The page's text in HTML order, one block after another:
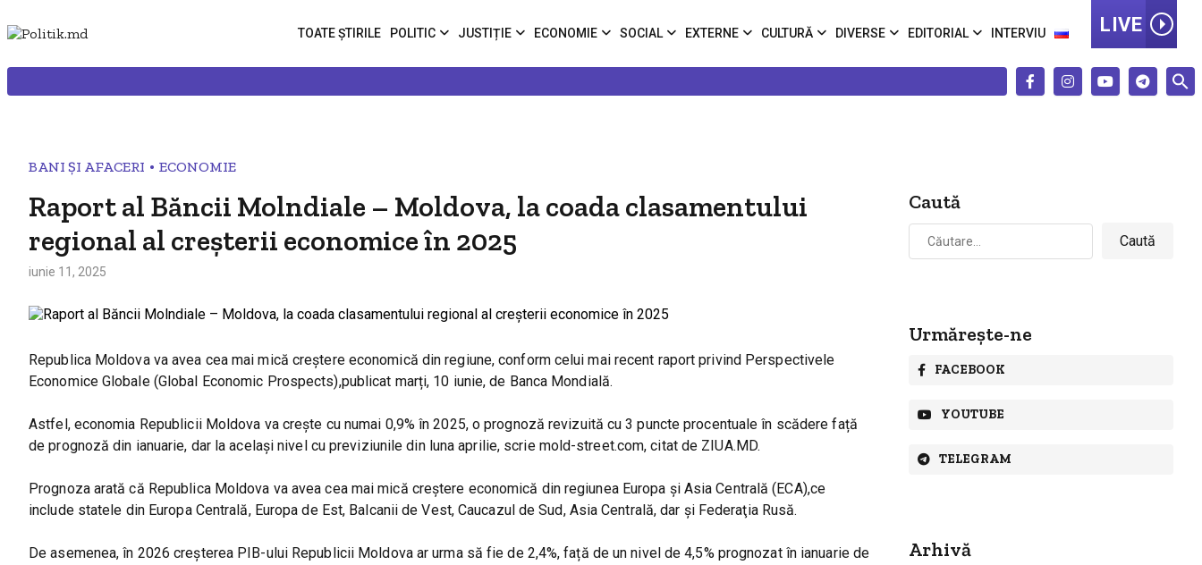
TOATE ȘTIRILE POLITIC JUSTIȚIE ECONOMIE SOCIAL EXTERNE CULTURĂ DIVERSE EDITORIAL INTERVIU LIVE
BANI ȘI AFACERI • ECONOMIE
Raport al Băncii Molndiale – Moldova, la coada clasamentului
regional al creșterii economice în 2025
iunie 11, 2025
Republica Moldova va avea cea mai mică creştere economică din regiune, conform celui mai recent raport privind Perspectivele
Economice Globale (Global Economic Prospects),publicat marți, 10 iunie, de Banca Mondială.
Astfel, economia Republicii Moldova va crește cu numai 0,9% în 2025, o prognoză revizuită cu 3 puncte procentuale în scădere față
de prognoză din ianuarie, dar la acelaşi nivel cu previziunile din luna aprilie, scrie mold-street.com, citat de ZIUA.MD.
Prognoza arată că Republica Moldova va avea cea mai mică creştere economică din regiunea Europa şi Asia Centrală (ECA),ce
include statele din Europa Centrală, Europa de Est, Balcanii de Vest, Caucazul de Sud, Asia Centrală, dar şi Federaţia Rusă.
De asemenea, în 2026 creșterea PIB-ului Republicii Moldova ar urma să fie de 2,4%, față de un nivel de 4,5% prognozat în ianuarie de
Caută
Caută
după:
Urmărește-ne
FACEBOOK
YOUTUBE
TELEGRAM
Arhivă